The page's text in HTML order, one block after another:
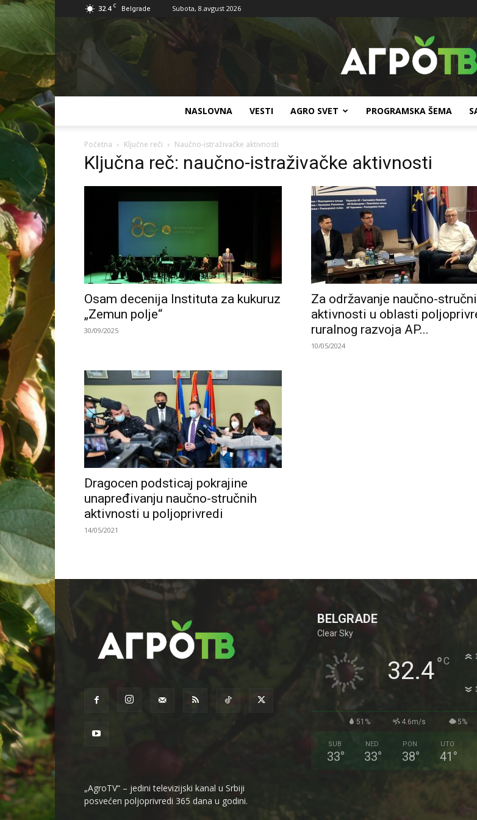
32.4 C Belgrade Subota, 8.avgust 2026
TV
NASLOVNA VESTI AGRO SVET PROGRAMSKA ŠEMA
Početna Ključne reči Naučno-istraživačke aktivnosti
Ključna reč: naučno-istraživačke aktivnosti
Osam decenija Instituta za kukuruz
„Zemun polje“
30/09/2025
Za održavanje naučno-
aktivnosti u oblasti
ruralnog razvoja AP...
10/05/2024
Dragocen podsticaj pokrajine
unapređivanju naučno-stručnih
aktivnosti u poljoprivredi
14/05/2021
„AgroTV“ – jedini televizijski kanal u Srbiji
posvećen poljoprivredi 365 dana u godini.
BELGRADE
Clear Sky
32.4°C
51% 4.6m/s 5%
SUB
33°
NED
33°
PON
38°
UTO
41 °